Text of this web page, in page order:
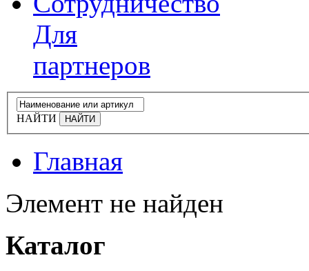
Для
партнеров
НАЙТИ
Главная
Элемент не найден
Каталог